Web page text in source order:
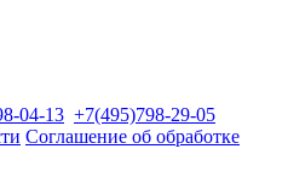
04-13 +7(495)798-29-05
Соглашение об обработке